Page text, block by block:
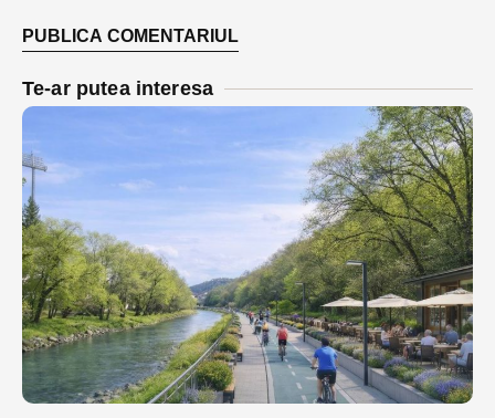
Te-ar putea interesa